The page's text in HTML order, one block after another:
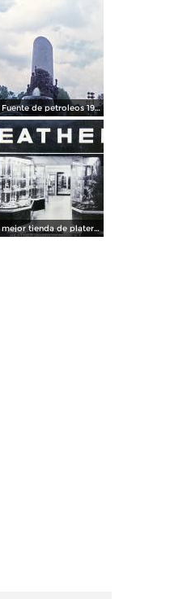
La Fuente de petroleos 1950.
La mejor tienda de plateria.